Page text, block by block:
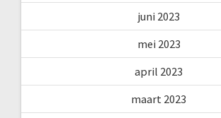
juni 2023
mei 2023
april 2023
maart 2023